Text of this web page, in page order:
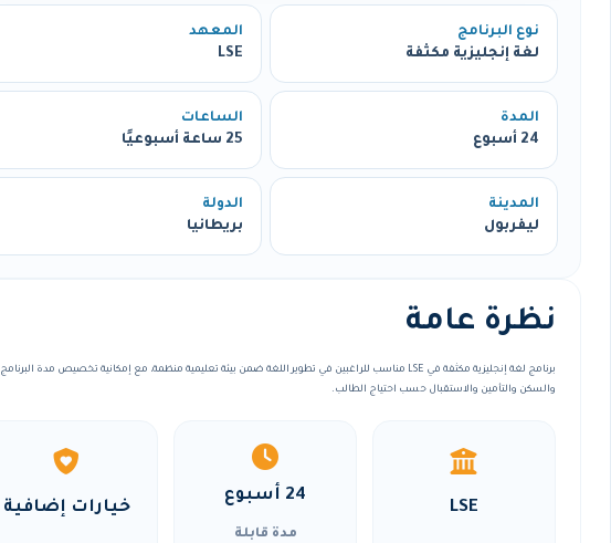
نوع البرنامج
لغة إنجليزية مكثفة
المعهد
LSE
المدة
24 أسبوع
الساعات
25 ساعة أسبوعيًا
المدينة
ليفربول
الدولة
بريطانيا
نظرة عامة
برنامج لغة إنجليزية مكثفة في LSE مناسب للراغبين في تطوير اللغة ضمن بيئة تعليمية منظمة، مع إمكانية تخصيص مدة البرنامج
والسكن والتأمين والاستقبال حسب احتياج الطالب.
LSE
24 أسبوع
مدة قابلة
خيارات إضافية